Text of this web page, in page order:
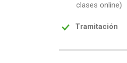
clases online)
Tramitación